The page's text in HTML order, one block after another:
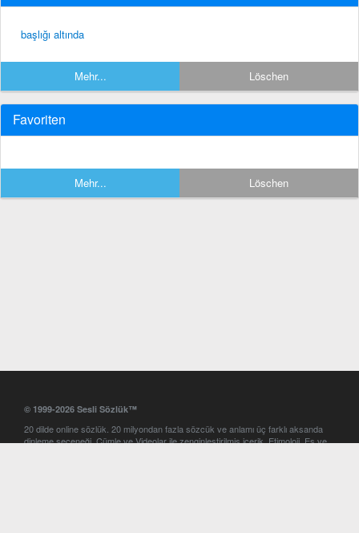
başlığı altında
Mehr... Löschen
Favoriten
Mehr... Löschen
© 1999-2026 Sesli Sözlük™
20 dilde online sözlük. 20 milyondan fazla sözcük ve anlamı üç farklı aksanda
dinleme seçeneği. Cümle ve Videolar ile zenginleştirilmiş içerik. Etimoloji, Eş ve